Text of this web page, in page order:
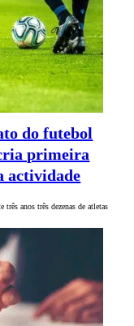
do futebol
primeira
actividade
anos três dezenas de atletas